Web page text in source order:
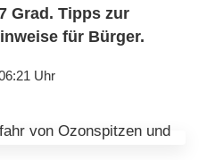
Grad. Tipps zur
für Bürger.
Uhr